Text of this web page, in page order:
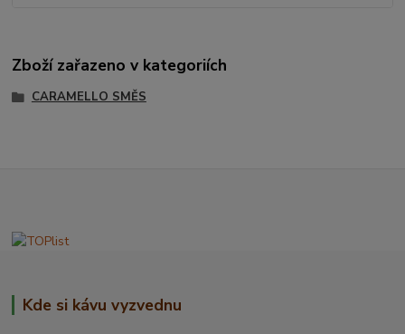
Zboží zařazeno v kategoriích
CARAMELLO SMĚS
Kde si kávu vyzvednu